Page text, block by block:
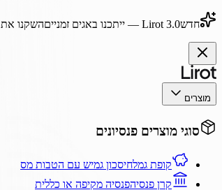
חדשLirot 3.0 — ייתכנו באגים זמנייםהשקנו את
מוצרים
סוגי מוצרים פנסיונים
קופת גמלחיסכון גמיש עם הטבות מס
קרן פנסיהפנסיה מקיפה או כללית